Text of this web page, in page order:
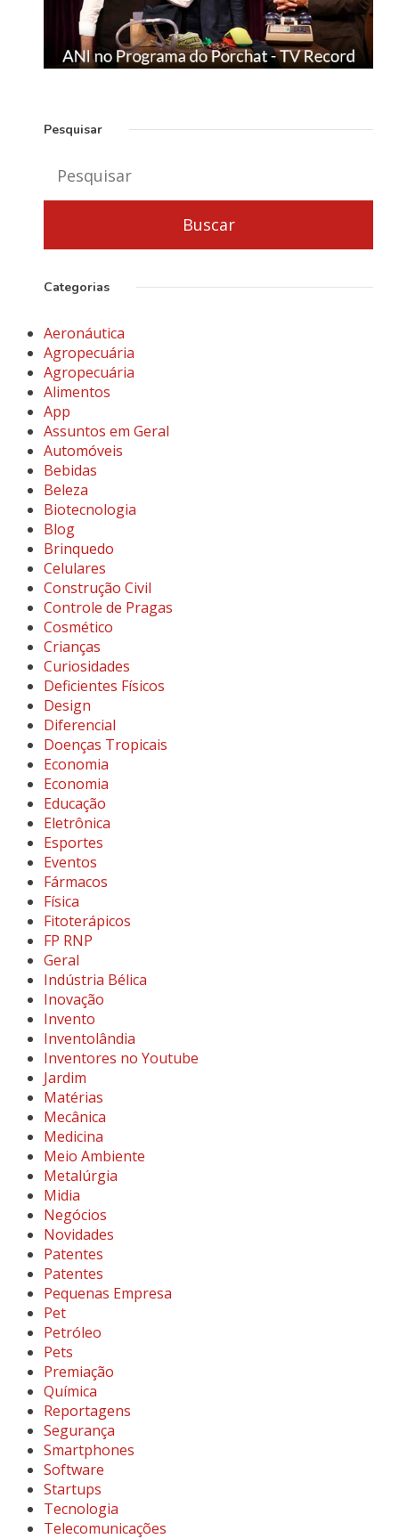
Pesquisar
Categorias
Aeronáutica
Agropecuária
Agropecuária
Alimentos
App
Assuntos em Geral
Automóveis
Bebidas
Beleza
Biotecnologia
Blog
Brinquedo
Celulares
Construção Civil
Controle de Pragas
Cosmético
Crianças
Curiosidades
Deficientes Físicos
Design
Diferencial
Doenças Tropicais
Economia
Economia
Educação
Eletrônica
Esportes
Eventos
Fármacos
Física
Fitoterápicos
FP RNP
Geral
Indústria Bélica
Inovação
Invento
Inventolândia
Inventores no Youtube
Jardim
Matérias
Mecânica
Medicina
Meio Ambiente
Metalúrgia
Midia
Negócios
Novidades
Patentes
Patentes
Pequenas Empresa
Pet
Petróleo
Pets
Premiação
Química
Reportagens
Segurança
Smartphones
Software
Startups
Tecnologia
Telecomunicações